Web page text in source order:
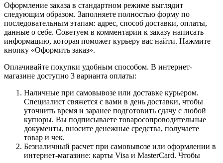
Оформление заказа в стандартном режиме выглядит
следующим образом. Заполняете полностью форму по
последовательным этапам: адрес, способ доставки, оплаты,
данные о себе. Советуем в комментарии к заказу написать
информацию, которая поможет курьеру вас найти. Нажмите
кнопку «Оформить заказ».
Оплачивайте покупки удобным способом. В интернет-
магазине доступно 3 варианта оплаты:
Наличные при самовывозе или доставке курьером.
Специалист свяжется с вами в день доставки, чтобы
уточнить время и заранее подготовить сдачу с любой
купюры. Вы подписываете товаросопроводительные
документы, вносите денежные средства, получаете
товар и чек.
Безналичный расчет при самовывозе или оформлении в
интернет-магазине: карты Visa и MasterCard. Чтобы